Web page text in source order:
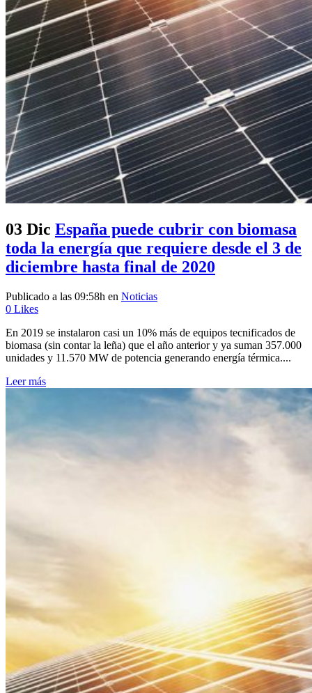
03 Dic España puede cubrir con biomasa
toda la energía que requiere desde el 3 de
diciembre hasta final de 2020
Publicado a las 09:58h en Noticias
0 Likes
En 2019 se instalaron casi un 10% más de equipos tecnificados de
biomasa (sin contar la leña) que el año anterior y ya suman 357.000
unidades y 11.570 MW de potencia generando energía térmica....
Leer más